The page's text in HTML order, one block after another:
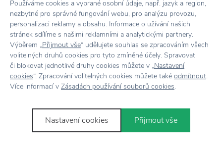
Vše skladem,odesíláme ihned
Doprava zdarmanad 2 000 Kč
Vrácení zbožído 30 dnů
Materiál Aluminium
Rozměr Ø5 cm
Používáme cookies a vybrané osobní údaje, např. jazyk a region,
nezbytné pro správné fungování webu, pro analýzu provozu,
personalizaci reklamy a obsahu. Informace o užívání našich
stránek sdílíme s našimi reklamními a analytickými partnery.
Výběrem „Přijmout vše“ udělujete souhlas se zpracováním všech
volitelných druhů cookies pro tyto zmíněné účely. Spravovat
či blokovat jednotlivé druhy cookies můžete v „Nastavení
cookies“. Zpracování volitelných cookies můžete také odmítnout.
Více informací v Zásadách používání souborů cookies.
Nastavení cookies Přijmout vše